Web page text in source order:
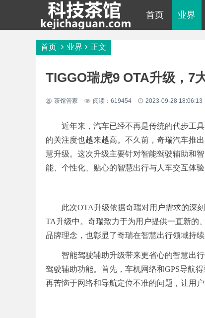
首页 业界
首页 业界 正文
TIGGO瑞虎9 OTA升级，7
茶馆管家 阅读：619454 2023-09-28 18:06:13
近年来，汽车已经不再是传统的代步工
的关注度也越来越高。不久前，奇瑞汽车推
慧升级。这次升级主要针对智能驾驶辅助和
能、个性化、贴心的智慧出行与人车交互体验
此次OTA升级依据奇瑞对用户需求的深
TA升级中。奇瑞致力于为用户提供一直新的
品牌理念，也彰显了奇瑞在智慧出行领域持续
智能驾驶辅助升级带来更省心的智慧出
驾驶辅助功能。首先，车机网络和GPS导航
再苦恼于网络和导航定位不准的问题，让用